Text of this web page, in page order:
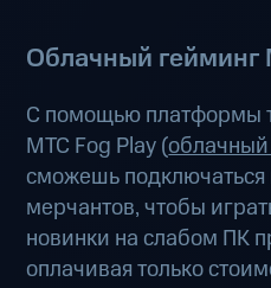
Облачный гейминг
С помощью платформы
МТС Fog Play (
сможешь
мерчантов, чтобы
новинки на слабом ПК
оплачивая только